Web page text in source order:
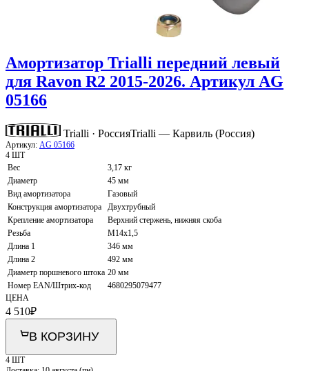
Амортизатор Trialli передний левый
для Ravon R2 2015-2026. Артикул AG
05166
Trialli · РоссияTrialli — Карвиль (Россия)
Артикул: AG 05166
4 ШТ
Вес
3,17 кг
Диаметр
45 мм
Вид амортизатора
Газовый
Конструкция амортизатора
Двухтрубный
Крепление амортизатора
Верхний стержень, нижняя скоба
Резьба
M14x1,5
Длина 1
346 мм
Длина 2
492 мм
Диаметр поршневого штока 20 мм
Номер EAN/Штрих-код
4680295079477
ЦЕНА
4 510₽
В КОРЗИНУ
4 ШТ